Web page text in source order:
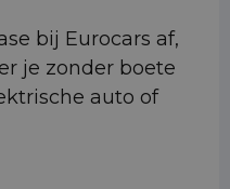
bij Eurocars af,
je zonder boete
auto of